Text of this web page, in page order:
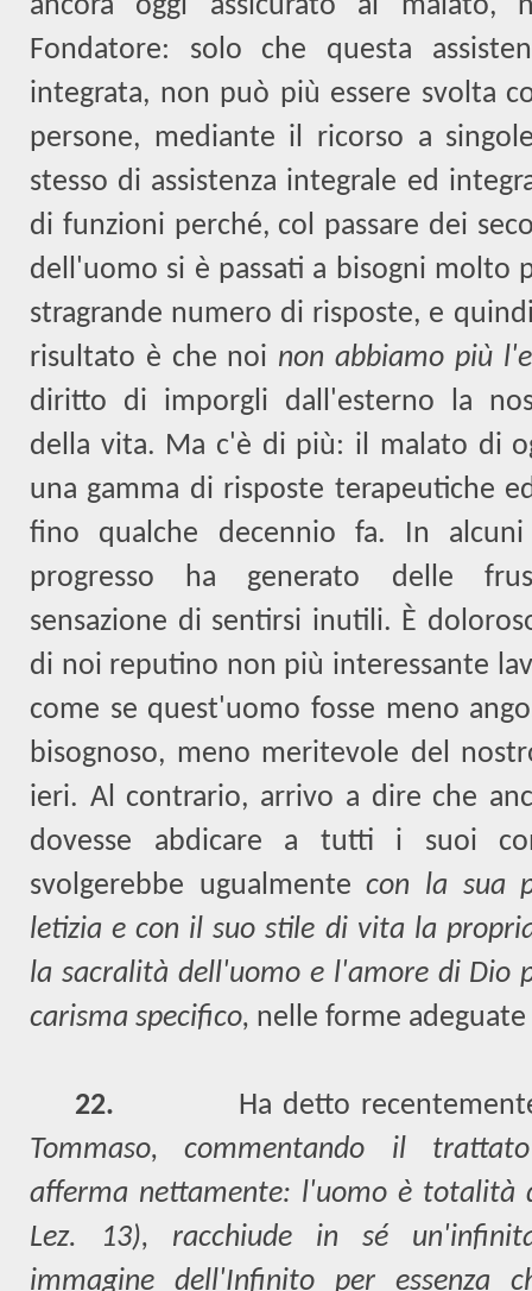
ancora oggi assicurato al malato,
Fondatore: solo che questa
integrata, non può più essere svolta
persone, mediante il ricorso a
stesso di assistenza integrale ed
di funzioni perché, col passare dei
dell'uomo si è passati a bisogni molto
stragrande numero di risposte, e
risultato è che noi non abbiamo più
diritto di imporgli dall'esterno la
della vita. Ma c'è di più: il malato di
una gamma di risposte terapeutiche
fino qualche decennio fa. In alcuni
progresso ha generato delle
sensazione di sentirsi inutili. È
di noi reputino non più interessante
come se quest'uomo fosse meno
bisognoso, meno meritevole del
ieri. Al contrario, arrivo a dire che
dovesse abdicare a tutti i suoi
svolgerebbe ugualmentecon la sua
letizia e con il suo stile di vita la
la sacralità dell'uomo e l'amore di Dio
carisma specifico, nelle forme
22.
Ha detto
Tommaso, commentando il
afferma nettamente: l'uomo è totalità
Lez. 13), racchiude in sé un'infinita
immagine dell'Infinito per essenza